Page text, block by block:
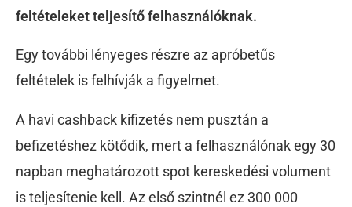
feltételeket teljesítő felhasználóknak.
Egy további lényeges részre az apróbetűs
feltételek is felhívják a figyelmet.
A havi cashback kifizetés nem pusztán a
befizetéshez kötődik, mert a felhasználónak egy 30
napban meghatározott spot kereskedési volument
is teljesítenie kell. Az első szintnél ez 300 000